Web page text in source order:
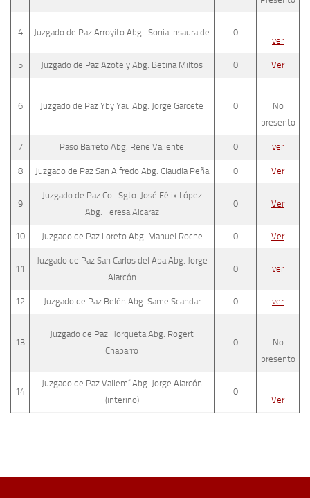
4 Juzgado de Paz Arroyito Abg.l Sonia Insauralde
0
ver
5 Juzgado de Paz Azote`y Abg. Betina Miltos 0 Ver
6 Juzgado de Paz Yby Yau Abg. Jorge Garcete 0
No
presento
7 Paso Barreto Abg. Rene Valiente 0 ver
8 Juzgado de Paz San Alfredo Abg. Claudia Peña 0 Ver
9
Juzgado de Paz Col. Sgto. José Félix López
Abg. Teresa Alcaraz
0 Ver
10 Juzgado de Paz Loreto Abg. Manuel Roche 0 Ver
11
Juzgado de Paz San Carlos del Apa Abg. Jorge
Alarcón
0 ver
12 Juzgado de Paz Belén Abg. Same Scandar 0 ver
13
Juzgado de Paz Horqueta Abg. Rogert
Chaparro
0
No
presento
14
Juzgado de Paz Vallemí Abg. Jorge Alarcón
(interino)
0
Ver